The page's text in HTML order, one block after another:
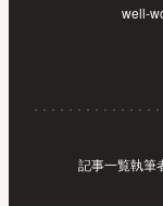
well-
記事一覧執筆